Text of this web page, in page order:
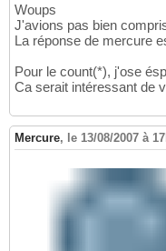
Woups
J'avions pas bien
La réponse de mercure
Pour le count(*), j'ose
Ca serait intéressant de
Mercure, le 13/08/2007 à